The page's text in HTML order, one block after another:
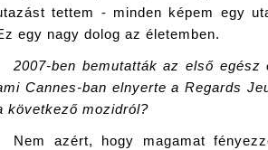
tettem - minden képem egy
egy nagy dolog az életemben.
2007-ben bemutatták az első
Cannes-ban elnyerte a Regards
következő mozidról?
Nem azért, hogy magamat